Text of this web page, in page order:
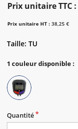
Prix unitaire TTC :
Prix unitaire HT : 38,25 €
Taille: TU
1 couleur disponible:
Quantité